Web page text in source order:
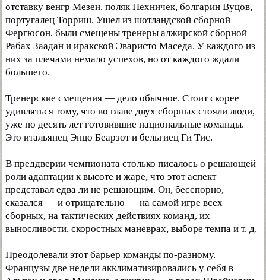
отставку венгр Мезеи, поляк Пехничек, болгарин Вуцов,
португалец Торриш. Ушел из шотландской сборной
Фергюсон, были смещены тренеры алжирской сборной
Рабах Заадан и иракской Эваристо Маседа. У каждого из
них за плечами немало успехов, но от каждого ждали
большего.
Тренерские смещения — дело обычное. Стоит скорее
удивляться тому, что во главе двух сборных стояли люди,
уже по десять лет готовившие национальные команды.
Это итальянец Энцо Беарзот и бельгиец Ги Тис.
В преддверии чемпионата столько писалось о решающей
роли адаптации к высоте и жаре, что этот аспект
представал едва ли не решающим. Он, бесспорно,
сказался — и отрицательно — на самой игре всех
сборных, на тактических действиях команд, их
выносливости, скоростных маневрах, выборе темпа и т. д.
Преодолевали этот барьер команды по-разному.
Французы две недели акклиматизировались у себя в